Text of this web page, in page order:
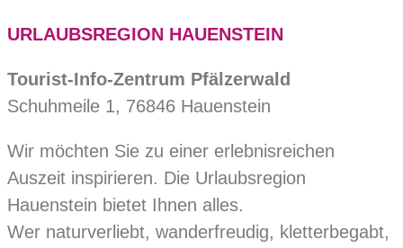
URLAUBSREGION HAUENSTEIN
Tourist-Info-Zentrum Pfälzerwald
Schuhmeile 1, 76846 Hauenstein
Wir möchten Sie zu einer erlebnisreichen
Auszeit inspirieren. Die Urlaubsregion
Hauenstein bietet Ihnen alles.
Wer naturverliebt, wanderfreudig, kletterbegabt,